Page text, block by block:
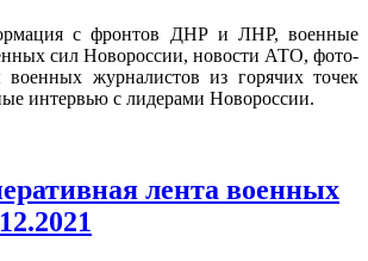
с фронтов ДНР и ЛНР, военные
сил Новороссии, новости АТО, фото-
военных журналистов из горячих точек
интервью с лидерами Новороссии.
лента военных